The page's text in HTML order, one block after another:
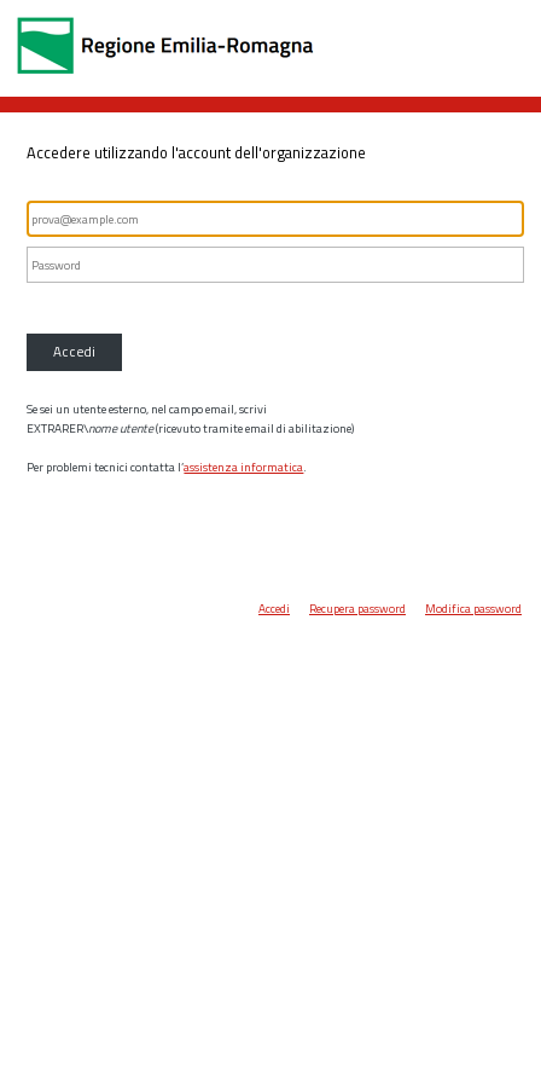
Accedere utilizzando l'account dell'organizzazione
Accedi
Se sei un utente esterno, nel campo email, scrivi
EXTRARER\nome utente(ricevuto tramite email di abilitazione)
Per problemi tecnici contatta l’assistenza informatica.
Accedi Recupera password Modifica password